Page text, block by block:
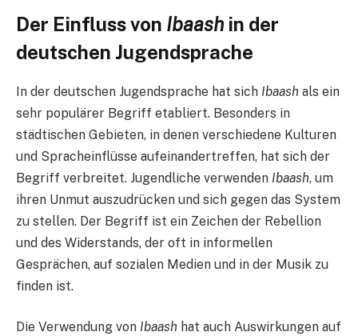
Der Einfluss von Ibaashin der
deutschen Jugendsprache
In der deutschen Jugendsprache hat sich Ibaash als ein
sehr populärer Begriff etabliert. Besonders in
städtischen Gebieten, in denen verschiedene Kulturen
und Spracheinflüsse aufeinandertreffen, hat sich der
Begriff verbreitet. Jugendliche verwenden Ibaash, um
ihren Unmut auszudrücken und sich gegen das System
zu stellen. Der Begriff ist ein Zeichen der Rebellion
und des Widerstands, der oft in informellen
Gesprächen, auf sozialen Medien und in der Musik zu
finden ist.
Die Verwendung von Ibaash hat auch Auswirkungen auf